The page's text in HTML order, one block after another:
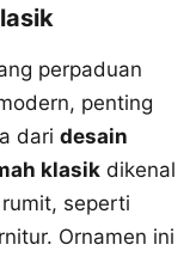
perpaduan
penting
dari desain
klasik dikenal
seperti
Ornamen ini